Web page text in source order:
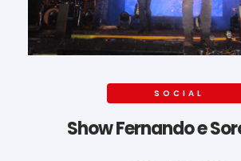
SOCIAL
Show Fernando e